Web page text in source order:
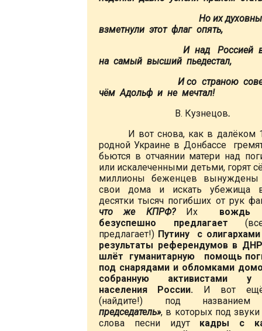
Но их духовные
взметнули этот флаг опять,
И над Россией
на самый высший пьедестал,
И со страною
чём Адольф и не мечтал!
В. Кузнецов.
И вот снова, как в далёком
родной Украине в Донбассе
бьются в отчаянии матери над
или искалеченными детьми, горят
миллионы беженцев
свои дома и искать убежища
десятки тысяч погибших от рук
что же КПРФ?Их вождь
безуспешно предлагает
предлагает!) Путину с олигархами
результаты референдумов в
шлёт гуманитарную
помощь
под снарядами и обломками
собранную активистами у
населения России. И вот
(найдите!) под
председатель», в которых под
слова песни идут кадры с